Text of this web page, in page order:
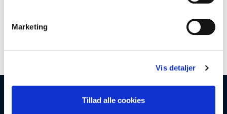
Marketing
Vis detaljer
Tillad alle cookies